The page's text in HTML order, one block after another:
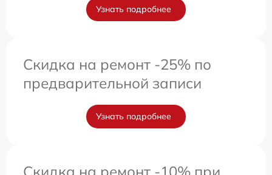
Узнать подробнее
Скидка на ремонт -25% по
предварительной записи
Узнать подробнее
Скидка на ремонт -10% при